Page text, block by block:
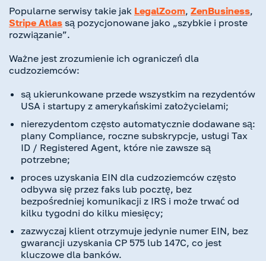
Popularne serwisy takie jak LegalZoom, ZenBusiness,
Stripe Atlas są pozycjonowane jako „szybkie i proste
rozwiązanie”.
Ważne jest zrozumienie ich ograniczeń dla
cudzoziemców:
są ukierunkowane przede wszystkim na rezydentów
USA i startupy z amerykańskimi założycielami;
nierezydentom często automatycznie dodawane są:
plany Compliance, roczne subskrypcje, usługi Tax
ID / Registered Agent, które nie zawsze są
potrzebne;
proces uzyskania EIN dla cudzoziemców często
odbywa się przez faks lub pocztę, bez
bezpośredniej komunikacji z IRS i może trwać od
kilku tygodni do kilku miesięcy;
zazwyczaj klient otrzymuje jedynie numer EIN, bez
gwarancji uzyskania CP 575 lub 147C, co jest
kluczowe dla banków.